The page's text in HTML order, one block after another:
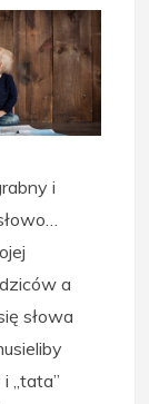
i
a
słowa
„tata”